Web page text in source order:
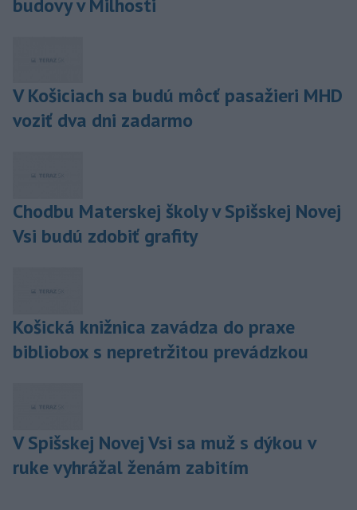
V Košiciach sa budú môcť pasažieri MHD
voziť dva dni zadarmo
Chodbu Materskej školy v Spišskej Novej
Vsi budú zdobiť grafity
Košická knižnica zavádza do praxe
bibliobox s nepretržitou prevádzkou
V Spišskej Novej Vsi sa muž s dýkou v
ruke vyhrážal ženám zabitím